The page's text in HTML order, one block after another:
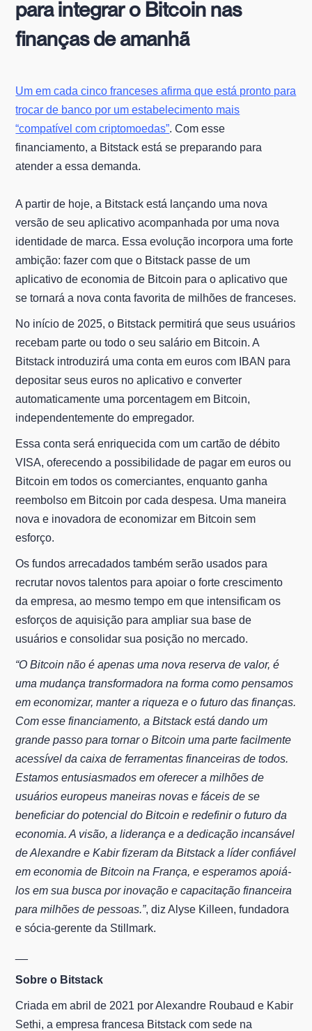
para integrar o Bitcoin nas
finanças de amanhã
Um em cada cinco franceses afirma que está pronto para
trocar de banco por um estabelecimento mais
“compatível com criptomoedas”. Com esse
financiamento, a Bitstack está se preparando para
atender a essa demanda.
A partir de hoje, a Bitstack está lançando uma nova
versão de seu aplicativo acompanhada por uma nova
identidade de marca. Essa evolução incorpora uma forte
ambição: fazer com que o Bitstack passe de um
aplicativo de economia de Bitcoin para o aplicativo que
se tornará a nova conta favorita de milhões de franceses.
No início de 2025, o Bitstack permitirá que seus usuários
recebam parte ou todo o seu salário em Bitcoin. A
Bitstack introduzirá uma conta em euros com IBAN para
depositar seus euros no aplicativo e converter
automaticamente uma porcentagem em Bitcoin,
independentemente do empregador.
Essa conta será enriquecida com um cartão de débito
VISA, oferecendo a possibilidade de pagar em euros ou
Bitcoin em todos os comerciantes, enquanto ganha
reembolso em Bitcoin por cada despesa. Uma maneira
nova e inovadora de economizar em Bitcoin sem
esforço.
Os fundos arrecadados também serão usados para
recrutar novos talentos para apoiar o forte crescimento
da empresa, ao mesmo tempo em que intensificam os
esforços de aquisição para ampliar sua base de
usuários e consolidar sua posição no mercado.
“O Bitcoin não é apenas uma nova reserva de valor, é
uma mudança transformadora na forma como pensamos
em economizar, manter a riqueza e o futuro das finanças.
Com esse financiamento, a Bitstack está dando um
grande passo para tornar o Bitcoin uma parte facilmente
acessível da caixa de ferramentas financeiras de todos.
Estamos entusiasmados em oferecer a milhões de
usuários europeus maneiras novas e fáceis de se
beneficiar do potencial do Bitcoin e redefinir o futuro da
economia. A visão, a liderança e a dedicação incansável
de Alexandre e Kabir fizeram da Bitstack a líder confiável
em economia de Bitcoin na França, e esperamos apoiá-
los em sua busca por inovação e capacitação financeira
para milhões de pessoas.”, diz Alyse Killeen, fundadora
e sócia-gerente da Stillmark.
Sobre o Bitstack
Criada em abril de 2021 por Alexandre Roubaud e Kabir
Sethi, a empresa francesa Bitstack com sede na